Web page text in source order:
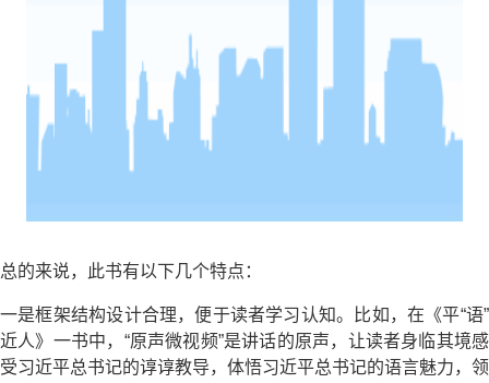
总的来说，此书有以下几个特点：
一是框架结构设计合理，便于读者学习认知。比如，在《平“语”
近人》一书中，“原声微视频”是讲话的原声，让读者身临其境感
受习近平总书记的谆谆教导，体悟习近平总书记的语言魅力，领